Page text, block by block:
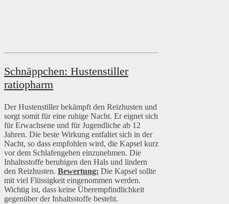
Schnäppchen: Hustenstiller
ratiopharm
Der Hustenstiller bekämpft den Reizhusten und
sorgt somit für eine ruhige Nacht. Er eignet sich
für Erwachsene und für Jugendliche ab 12
Jahren. Die beste Wirkung entfaltet sich in der
Nacht, so dass empfohlen wird, die Kapsel kurz
vor dem Schlafengehen einzunehmen. Die
Inhaltsstoffe beruhigen den Hals und lindern
den Reizhusten. Bewertung: Die Kapsel sollte
mit viel Flüssigkeit eingenommen werden.
Wichtig ist, dass keine Überempfindlichkeit
gegenüber der Inhaltsstoffe besteht.